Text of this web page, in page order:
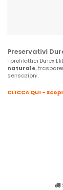
Preservativi
I profilattici Durex
naturale,
sensazioni.
CLICCA QUI -